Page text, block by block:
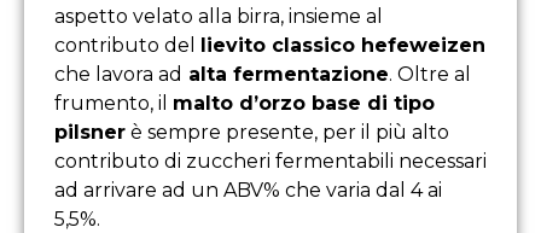
aspetto velato alla birra, insieme al
contributo del lievito classico hefeweizen
che lavora ad alta fermentazione. Oltre al
frumento, il malto d’orzo base di tipo
pilsner è sempre presente, per il più alto
contributo di zuccheri fermentabili necessari
ad arrivare ad un ABV% che varia dal 4 ai
5,5%.